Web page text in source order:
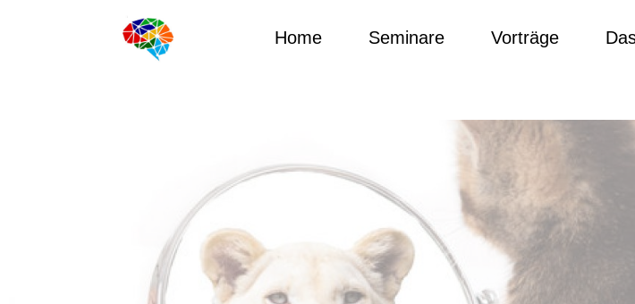
Home Seminare Vorträge